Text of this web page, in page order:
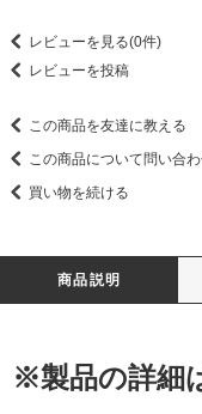
レビューを見る(0件)
レビューを投稿
この商品を友達に教える
この商品について問い合
買い物を続ける
商品説明
※製品の詳細